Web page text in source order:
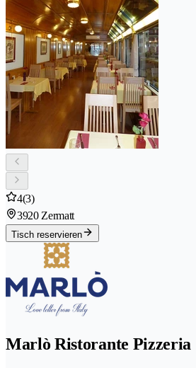
4(3)
3920 Zermatt
Tisch reservieren
Marlò Ristorante Pizzeria